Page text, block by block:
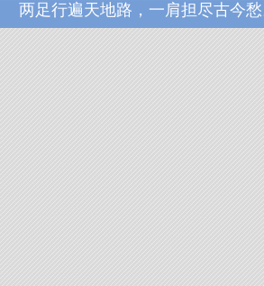
两足行遍天地路，一肩担尽古今